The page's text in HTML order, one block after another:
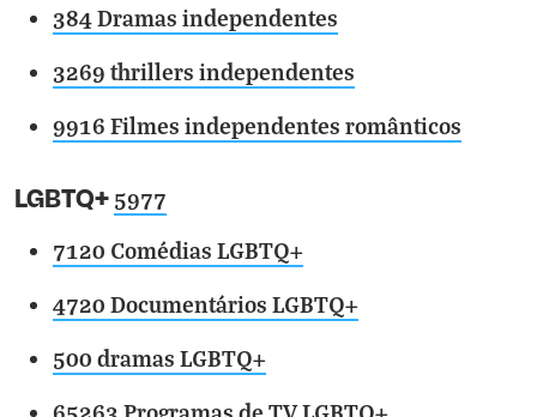
384 Dramas independentes
3269 thrillers independentes
9916 Filmes independentes românticos
LGBTQ+ 5977
7120 Comédias LGBTQ+
4720 Documentários LGBTQ+
500 dramas LGBTQ+
65263 Programas de TV LGBTQ+